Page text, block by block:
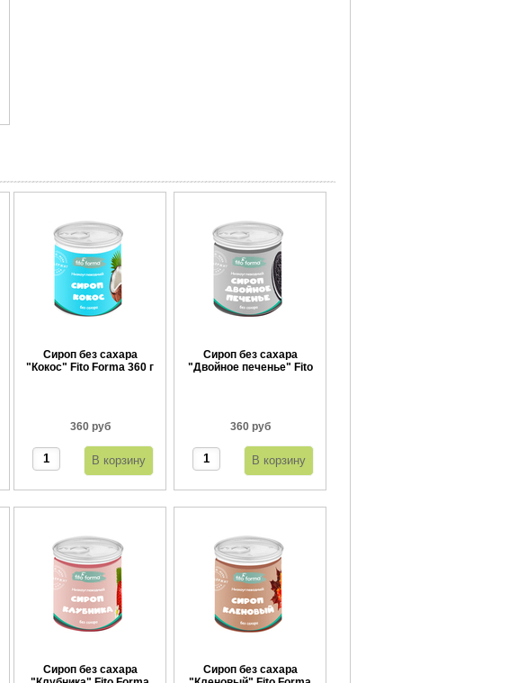
Сироп без сахара
"Кокос" Fito Forma 360 г
360 руб
Сироп без сахара
"Двойное печенье" Fito
360 руб
Сироп без сахара
Сироп без сахара